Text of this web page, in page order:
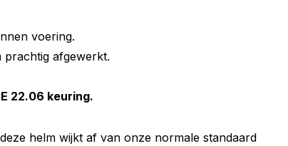
voering.
prachtig afgewerkt.
22.06 keuring.
helm wijkt af van onze normale standaard